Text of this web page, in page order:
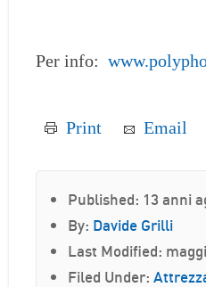
Per info:
Print Email
Published: 13 anni
By: Davide Grilli
Last Modified:
Filed Under: